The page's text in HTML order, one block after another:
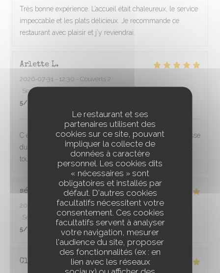
Le restaurant et ses
partenaires utilisent des
cookies sur ce site, pouvant
impliquer la collecte de
données à caractère
personnel. Les cookies dits
« nécessaires » sont
obligatoires et installés par
défaut. D'autres cookies
facultatifs nécessitent votre
consentement. Ces cookies
facultatifs servent à analyser
votre navigation, mesurer
l'audience du site, proposer
des fonctionnalités (ex : en
lien avec les réseaux
sociaux) ou afficher des
Très bonne expérience. L’accueil était chaleureux, le service
impeccable et les plats délicieux. Je recommande ce
restaurant avec plaisir et j’y reviendrai.
Arlette L
2026-07-31 - 12:30 - Couverts 2
Service
Qualité / Prix:
5/5
C est parfait,l accueil,l espacement des tables, la gentillesse
du service,une cuisine inventive et raffinée Nous sommes
toujours très satisfaits Merci à toute l équipe.
sébastien P
2026-08-01
- 20:30 - Couverts 2
Service
/5 Ambiance: 5 /5 Cuisine : 5/5 Qualité / Prix
5/5
Claire